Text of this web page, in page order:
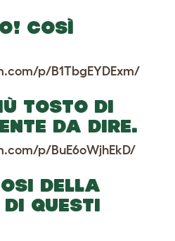
COSÌ
p/B1TbgEYDExm/
TOSTO DI
DA DIRE.
p/BuE6oWjhEkD/
DELLA
QUESTI